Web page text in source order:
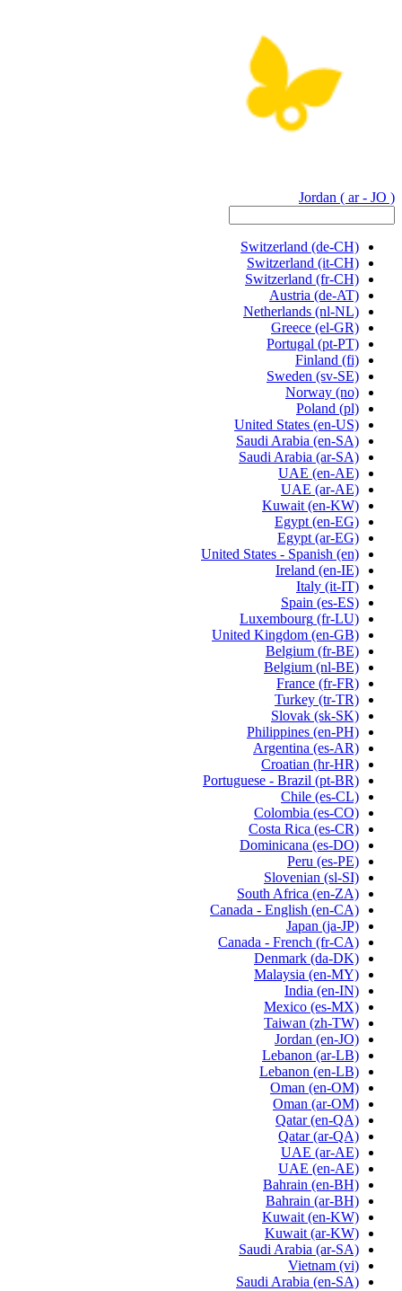
Jordan ( ar - JO )
Switzerland (de-CH)
Switzerland (it-CH)
Switzerland (fr-CH)
Austria (de-AT)
Netherlands (nl-NL)
Greece (el-GR)
Portugal (pt-PT)
Finland (fi)
Sweden (sv-SE)
Norway (no)
Poland (pl)
United States (en-US)
Saudi Arabia (en-SA)
Saudi Arabia (ar-SA)
UAE (en-AE)
UAE (ar-AE)
Kuwait (en-KW)
Egypt (en-EG)
Egypt (ar-EG)
United States - Spanish (en)
Ireland (en-IE)
Italy (it-IT)
Spain (es-ES)
Luxembourg (fr-LU)
United Kingdom (en-GB)
Belgium (fr-BE)
Belgium (nl-BE)
France (fr-FR)
Turkey (tr-TR)
Slovak (sk-SK)
Philippines (en-PH)
Argentina (es-AR)
Croatian (hr-HR)
Portuguese - Brazil (pt-BR)
Chile (es-CL)
Colombia (es-CO)
Costa Rica (es-CR)
Dominicana (es-DO)
Peru (es-PE)
Slovenian (sl-SI)
South Africa (en-ZA)
Canada - English (en-CA)
Japan (ja-JP)
Canada - French (fr-CA)
Denmark (da-DK)
Malaysia (en-MY)
India (en-IN)
Mexico (es-MX)
Taiwan (zh-TW)
Jordan (en-JO)
Lebanon (ar-LB)
Lebanon (en-LB)
Oman (en-OM)
Oman (ar-OM)
Qatar (en-QA)
Qatar (ar-QA)
UAE (ar-AE)
UAE (en-AE)
Bahrain (en-BH)
Bahrain (ar-BH)
Kuwait (en-KW)
Kuwait (ar-KW)
Saudi Arabia (ar-SA)
Vietnam (vi)
Saudi Arabia (en-SA)